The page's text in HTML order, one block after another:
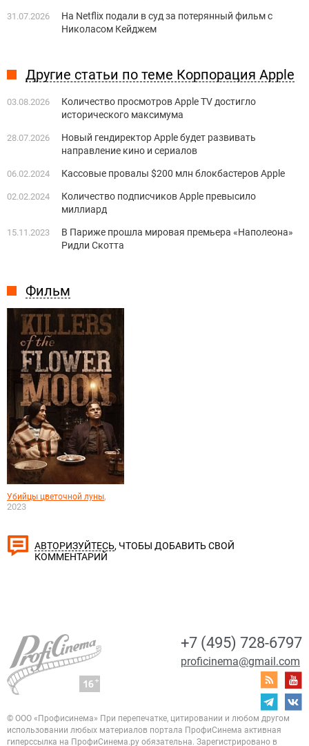
Фильм
Убийцы цветочной луны,
2023
31.07.2026
На Netflix подали в суд за потерянный фильм с
Николасом Кейджем
Другие статьи по теме Корпорация Apple
03.08.2026
Количество просмотров Apple TV достигло
исторического максимума
28.07.2026
Новый гендиректор Apple будет развивать
направление кино и сериалов
06.02.2024 Кассовые провалы $200 млн блокбастеров Apple
02.02.2024
Количество подписчиков Apple превысило
миллиард
15.11.2023
В Париже прошла мировая премьера «Наполеона»
Ридли Скотта
АВТОРИЗУЙТЕСЬ, ЧТОБЫ ДОБАВИТЬ СВОЙ
КОММЕНТАРИЙ
+7 (495) 728-6797
proficinema@gmail.com
© ООО «Профисинема» При перепечатке, цитировании и любом другом
использовании любых материалов портала ПрофиСинема активная
гиперссылка на ПрофиСинема.ру обязательна. Зарегистрировано в